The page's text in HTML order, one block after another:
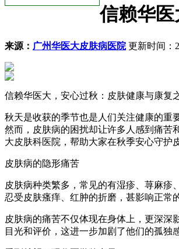
信赖华
来源： 广州华医大皮肤病医院更新时间：
信赖华医大，安心过秋：皮肤健康与康复
秋天是收获的季节也是人们关注健康的重
然而，皮肤病的困扰却让许多人感到痛苦
大皮肤科医院，帮助大家在秋季安心守护
皮肤病的隐形痛苦
皮肤病种类繁多，常见的有湿疹、荨麻疹
忍受皮肤瘙痒、红肿的折磨，甚影响正常
皮肤病的痛苦不仅体现在身体上，更深深
目光和评价，这进一步加剧了他们的孤独